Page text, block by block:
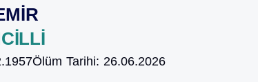
Ölüm Tarihi: 26.06.2026